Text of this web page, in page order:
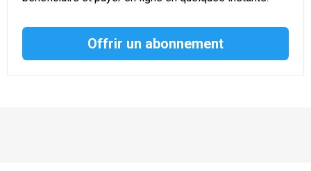
Offrir un abonnement